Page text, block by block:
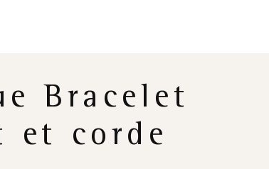
Bracelet
et corde